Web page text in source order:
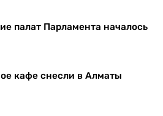
палат Парламента началось
кафе снесли в Алматы